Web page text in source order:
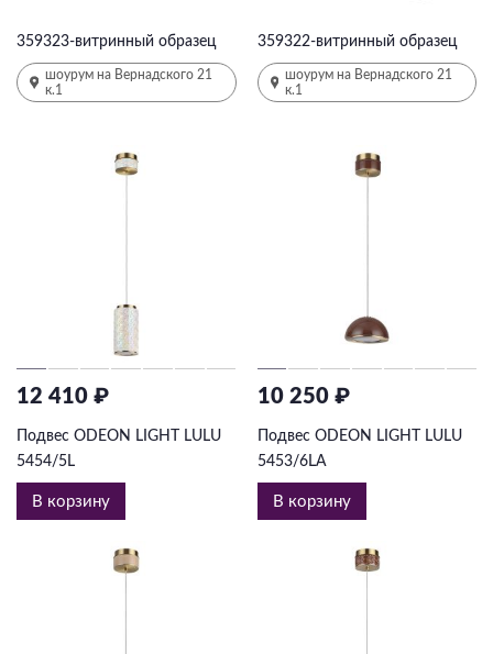
359323-витринный образец
шоурум на Вернадского 21
к.1
359322-витринный образец
шоурум на Вернадского 21
к.1
12 410 ₽
Подвес ODEON LIGHT LULU
5454/5L
В корзину
10 250 ₽
Подвес ODEON LIGHT LULU
5453/6LA
В корзину